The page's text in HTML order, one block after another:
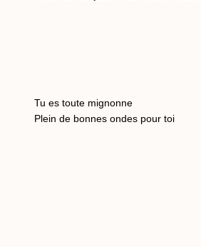
Tu es toute mignonne
Plein de bonnes ondes pour toi